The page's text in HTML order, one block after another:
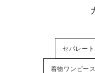
セパレー
着物ワンピー